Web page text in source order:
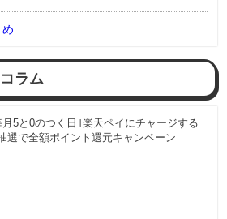
ラム
月5と0のつく日｣楽天ペイにチャージする
選で全額ポイント還元キャンペーン